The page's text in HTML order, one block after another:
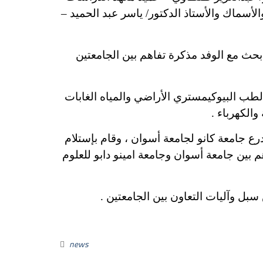
والأستاذ الدكتور/ ياسر عبد الحميد –
مع الوفد مذكرة تفاهم بين الجامعتين
البيوكيمستري الأراضي والمياه الغابات
.
جامعة كانو لجامعة أسوان ، وقام بإستلام
بين جامعة أسوان وجامعة امينو دابو للعلوم
وآليات التعاون بين الجامعتين .
news